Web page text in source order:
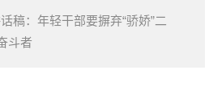
稿：年轻干部要摒弃“骄娇”二
斗者